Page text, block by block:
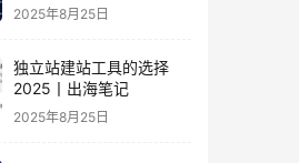
记
2025年8月25日
独立站建站工具的选择
2025丨出海笔记
2025年8月25日